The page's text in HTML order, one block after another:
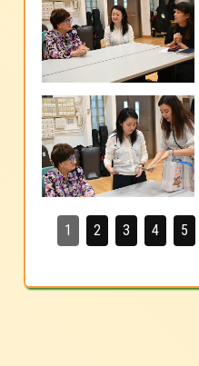
1 2 3 4 5